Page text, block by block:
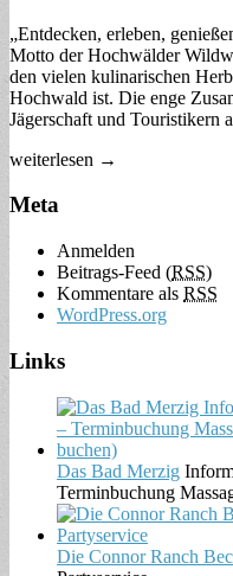
„Entdecken, erleben,
Motto der Hochwälder
den vielen kulinarischen
Hochwald ist. Die enge
Jägerschaft und Touristikern
weiterlesen →
Meta
Anmelden
Beitrags-Feed (RSS)
Kommentare als RSS
WordPress.org
Links
Das Bad Merzig
Terminbuchung
Die Connor Ranch